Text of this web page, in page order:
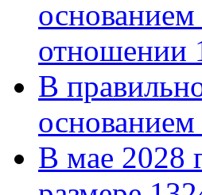
отношении
В
В мае 2028